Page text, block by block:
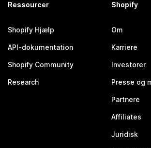
Ressourcer
Shopify Hjælp
API-dokumentation
Shopify Community
Research
Shopify
Om
Karriere
Investorer
Presse og
Partnere
Affiliates
Juridisk